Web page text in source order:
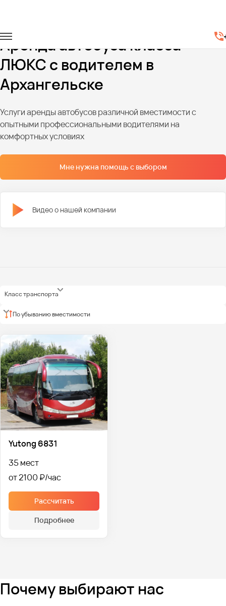
Аренда автобуса класса
ЛЮКС с водителем в
Архангельске
Услуги аренды автобусов различной вместимости с
опытными профессиональными водителями на
комфортных условиях
Мне нужна помощь с выбором
Видео о нашей компании
Класс транспорта
По убыванию вместимости
Yutong 6831
35 мест
от 2100 ₽
Рассчитать
Подробнее
Почему выбирают нас